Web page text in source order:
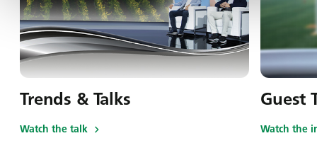
Trends & Talks
Watch the talk
Guest
Watch the